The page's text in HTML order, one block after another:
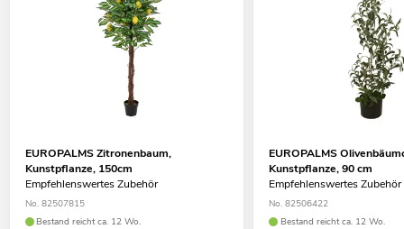
EUROPALMS Zitronenbaum,
Kunstpflanze, 150cm
Empfehlenswertes Zubehör
No. 82507815
Bestand reicht ca. 12 Wo.
EUROPALMS
Kunstpflanze, 90 cm
Empfehlenswertes Zubehör
No. 82506422
Bestand reicht ca. 12 Wo.